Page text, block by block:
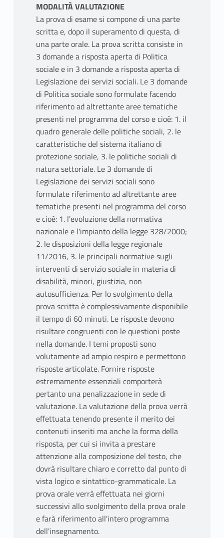
MODALITÀ VALUTAZIONE
La prova di esame si compone di una parte
scritta e, dopo il superamento di questa, di
una parte orale. La prova scritta consiste in
3 domande a risposta aperta di Politica
sociale e in 3 domande a risposta aperta di
Legislazione dei servizi sociali. Le 3 domande
di Politica sociale sono formulate facendo
riferimento ad altrettante aree tematiche
presenti nel programma del corso e cioè: 1. il
quadro generale delle politiche sociali, 2. le
caratteristiche del sistema italiano di
protezione sociale, 3. le politiche sociali di
natura settoriale. Le 3 domande di
Legislazione dei servizi sociali sono
formulate riferimento ad altrettante aree
tematiche presenti nel programma del corso
e cioè: 1. l'evoluzione della normativa
nazionale e l'impianto della legge 328/2000;
2. le disposizioni della legge regionale
11/2016, 3. le principali normative sugli
interventi di servizio sociale in materia di
disabilità, minori, giustizia, non
autosufficienza. Per lo svolgimento della
prova scritta è complessivamente disponibile
il tempo di 60 minuti. Le risposte devono
risultare congruenti con le questioni poste
nella domande. I temi proposti sono
volutamente ad ampio respiro e permettono
risposte articolate. Fornire risposte
estremamente essenziali comporterà
pertanto una penalizzazione in sede di
valutazione. La valutazione della prova verrà
effettuata tenendo presente il merito dei
contenuti inseriti ma anche la forma della
risposta, per cui si invita a prestare
attenzione alla composizione del testo, che
dovrà risultare chiaro e corretto dal punto di
vista logico e sintattico-grammaticale. La
prova orale verrà effettuata nei giorni
successivi allo svolgimento della prova orale
e farà riferimento all'intero programma
dell'insegnamento.